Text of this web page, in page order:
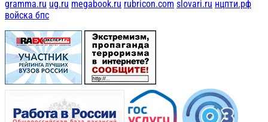
gramma.ru ug.ru megabook.ru rubricon.com slovari.ru нцпти.рф
войска бпс